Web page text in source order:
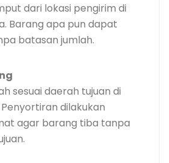
dari lokasi pengirim di
Barang apa pun dapat
batasan jumlah.
sesuai daerah tujuan di
dilakukan
agar barang tiba tanpa